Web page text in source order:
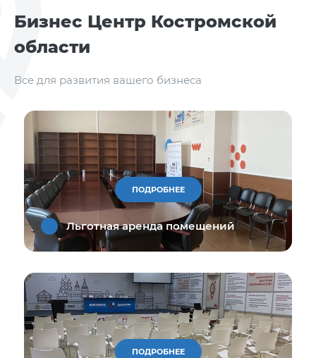
Бизнес Центр Костромской
области
Все для развития вашего бизнеса
Льготная аренда помещений
ПОДРОБНЕЕ
ПОДРОБНЕЕ